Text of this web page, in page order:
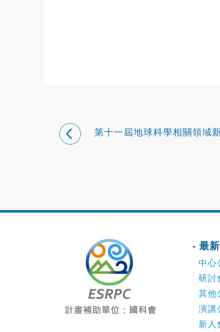
第十一屆地球科學相關領域
- 最
中心
研討
其他
演講
新人